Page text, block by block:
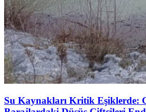
Su Kaynakları Kritik Eşiklerde: